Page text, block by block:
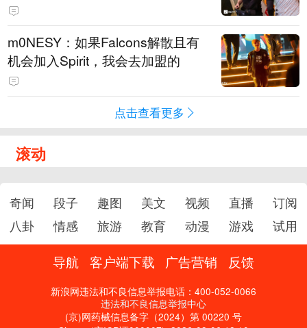
m0NESY：如果Falcons解散且有
机会加入Spirit，我会去加盟的
点击查看更多
滚动
奇闻 段子 趣图 美文 视频 直播
订阅
八卦
情感 旅游 教育 动漫 游戏 试用
导航 客户端下载 广告营销 反馈
新浪网违法和不良信息举报电话：400-052-0066
违法和不良信息举报中心
(京)网药械信息备字（2024）第 00220 号